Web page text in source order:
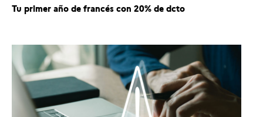
Tu primer año de francés con 20% de dcto